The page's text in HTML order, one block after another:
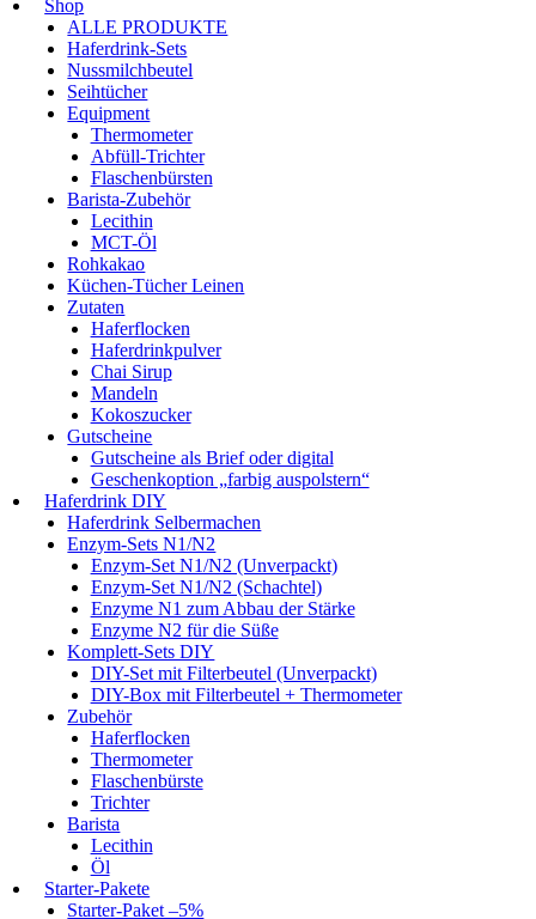
Shop
ALLE PRODUKTE
Haferdrink-Sets
Nussmilchbeutel
Seihtücher
Equipment
Thermometer
Abfüll-Trichter
Flaschenbürsten
Barista-Zubehör
Lecithin
MCT-Öl
Rohkakao
Küchen-Tücher Leinen
Zutaten
Haferflocken
Haferdrinkpulver
Chai Sirup
Mandeln
Kokoszucker
Gutscheine
Gutscheine als Brief oder digital
Geschenkoption „farbig auspolstern“
Haferdrink DIY
Haferdrink Selbermachen
Enzym-Sets N1/N2
Enzym-Set N1/N2 (Unverpackt)
Enzym-Set N1/N2 (Schachtel)
Enzyme N1 zum Abbau der Stärke
Enzyme N2 für die Süße
Komplett-Sets DIY
DIY-Set mit Filterbeutel (Unverpackt)
DIY-Box mit Filterbeutel + Thermometer
Zubehör
Haferflocken
Thermometer
Flaschenbürste
Trichter
Barista
Lecithin
Öl
Starter-Pakete
Starter-Paket –5%